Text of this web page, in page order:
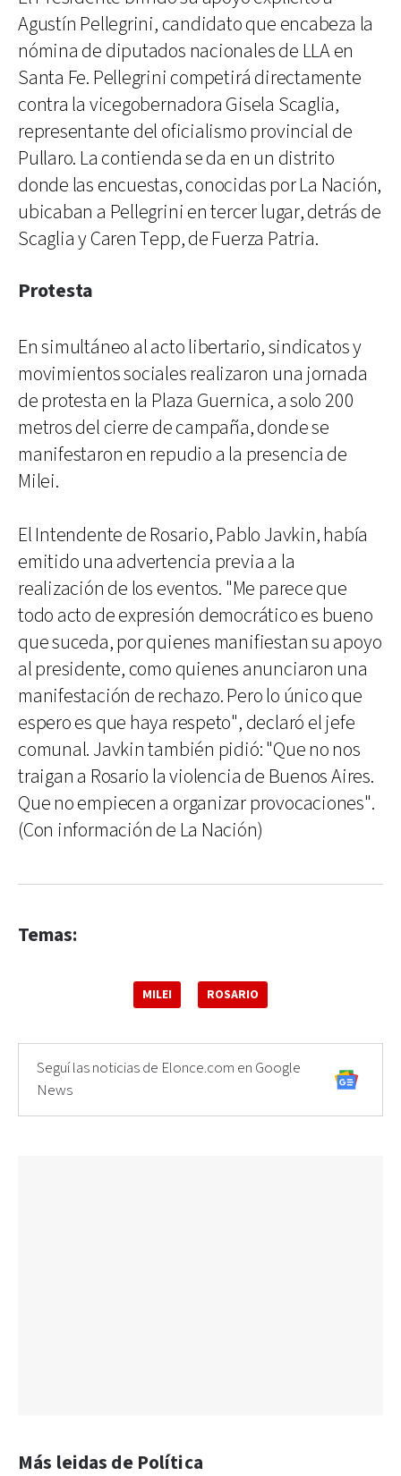
Agustín Pellegrini, candidato que encabeza la
nómina de diputados nacionales de LLA en
Santa Fe. Pellegrini competirá directamente
contra la vicegobernadora Gisela Scaglia,
representante del oficialismo provincial de
Pullaro. La contienda se da en un distrito
donde las encuestas, conocidas por La Nación,
ubicaban a Pellegrini en tercer lugar, detrás de
Scaglia y Caren Tepp, de Fuerza Patria.
Protesta
En simultáneo al acto libertario, sindicatos y
movimientos sociales realizaron una jornada
de protesta en la Plaza Guernica, a solo 200
metros del cierre de campaña, donde se
manifestaron en repudio a la presencia de
Milei.
El Intendente de Rosario, Pablo Javkin, había
emitido una advertencia previa a la
realización de los eventos. "Me parece que
todo acto de expresión democrático es bueno
que suceda, por quienes manifiestan su apoyo
al presidente, como quienes anunciaron una
manifestación de rechazo. Pero lo único que
espero es que haya respeto", declaró el jefe
comunal. Javkin también pidió: "Que no nos
traigan a Rosario la violencia de Buenos Aires.
Que no empiecen a organizar provocaciones".
(Con información de La Nación)
Temas:
MILEI ROSARIO
Seguí las noticias de Elonce.com en Google
News
Más leidas de Política